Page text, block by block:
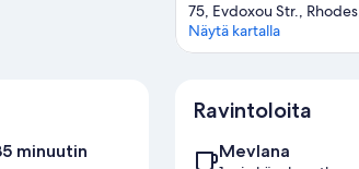
75, Evdoxou Str.,
Näytä kartalla
minuutin
Ravintoloita
Mevlana